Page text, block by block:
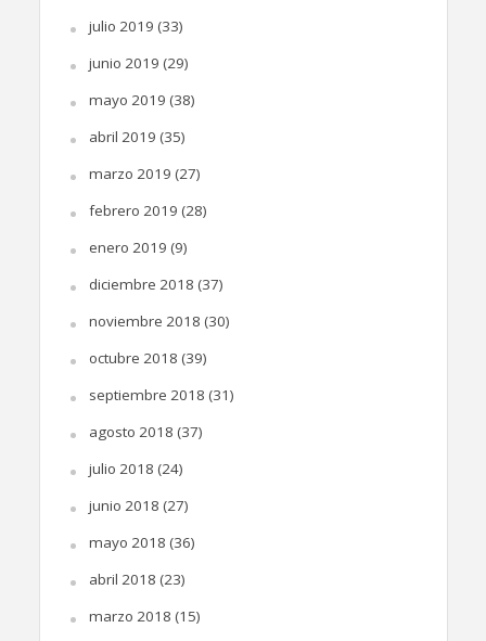
julio 2019 (33)
junio 2019 (29)
mayo 2019 (38)
abril 2019 (35)
marzo 2019 (27)
febrero 2019 (28)
enero 2019 (9)
diciembre 2018 (37)
noviembre 2018 (30)
octubre 2018 (39)
septiembre 2018 (31)
agosto 2018 (37)
julio 2018 (24)
junio 2018 (27)
mayo 2018 (36)
abril 2018 (23)
marzo 2018 (15)